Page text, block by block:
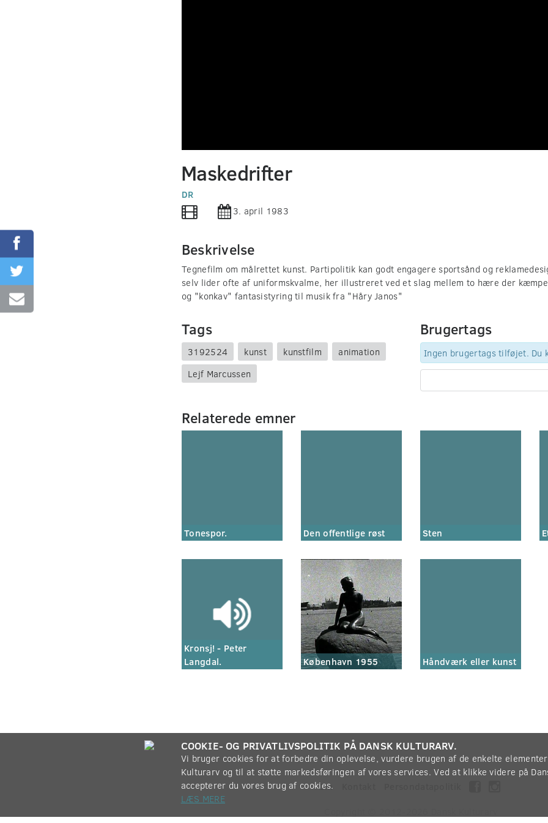
seconds
of
0
seconds
90%
Maskedrifter
DR
3. april 1983
Beskrivelse
Tegnefilm om målrettet kunst. Partipolitik kan godt engagere sportsånd og
selv lider ofte af uniformskvalme, her illustreret ved et slag mellem to hære der
og "konkav" fantasistyring til musik fra "Håry Janos"
Tags
3192524 kunst kunstfilm
animation
Lejf Marcussen
Brugertags
Ingen brugertags tilføjet. Du
Relaterede emner
Tonespor. Den offentlige røst Sten
Kronsj! - Peter
Langdal.
København 1955 Håndværk eller kunst
Om
COOKIE- OG PRIVATLIVSPOLITIK PÅ DANSK KULTURARV.
Vi bruger cookies for at forbedre din oplevelse, vurdere brugen af de enkelte
Kulturarv og til at støtte markedsføringen af vores services. Ved at klikke videre på
accepterer du vores brug af cookies.
LÆS MERE